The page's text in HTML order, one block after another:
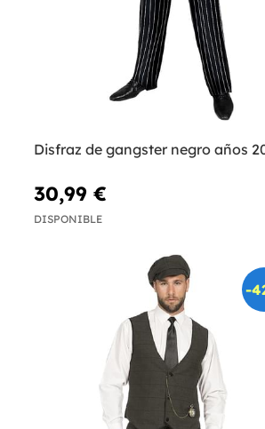
Disfraz de gangster negro años
30,99 €
DISPONIBLE
-